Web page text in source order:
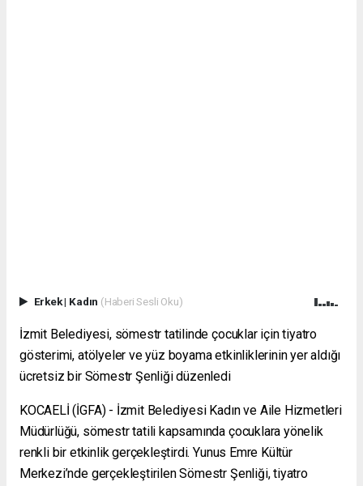
Erkek| Kadın (Haberi Sesli Oku)
İzmit Belediyesi, sömestr tatilinde çocuklar için tiyatro
gösterimi, atölyeler ve yüz boyama etkinliklerinin yer aldığı
ücretsiz bir Sömestr Şenliği düzenledi
KOCAELİ (İGFA) - İzmit Belediyesi Kadın ve Aile Hizmetleri
Müdürlüğü, sömestr tatili kapsamında çocuklara yönelik
renkli bir etkinlik gerçekleştirdi. Yunus Emre Kültür
Merkezi’nde gerçekleştirilen Sömestr Şenliği, tiyatro